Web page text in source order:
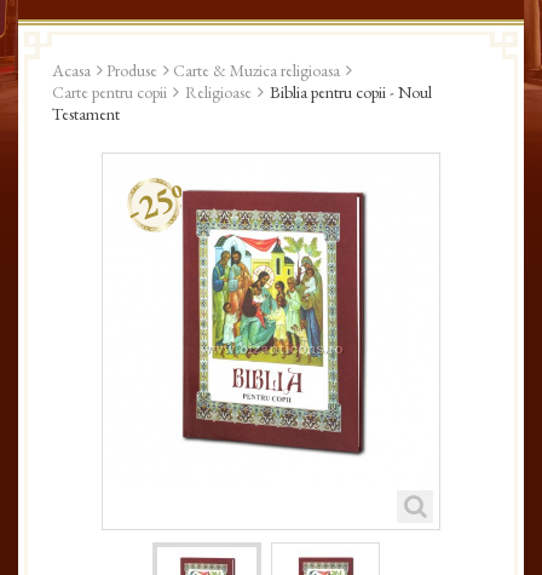
Acasa Produse
Carte & Muzica religioasa
Carte pentru copii
Religioase
Biblia pentru copii - Noul
Testament
-25%